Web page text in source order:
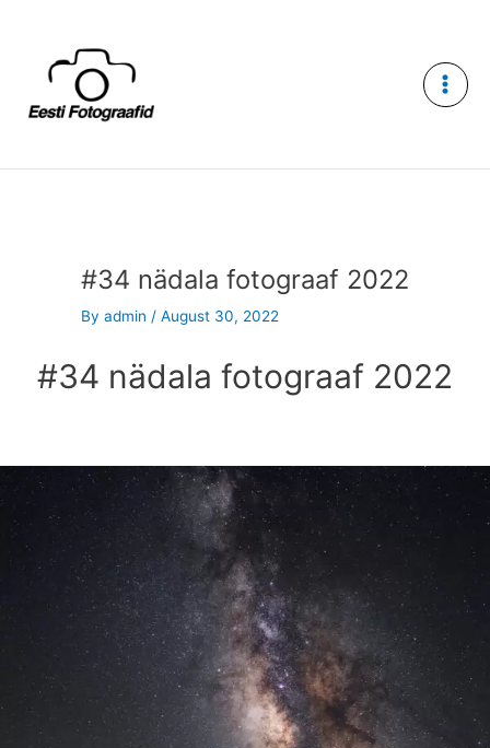
#34 nädala fotograaf 2022
By admin / August 30, 2022
#34 nädala fotograaf 2022